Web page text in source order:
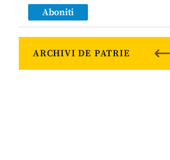
Aboniti
ARCHIVI DE PATRIE